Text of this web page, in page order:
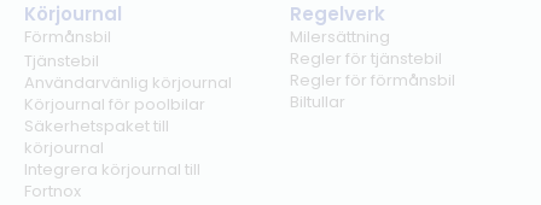
Körjournal
Förmånsbil
Tjänstebil
Användarvänlig körjournal
Körjournal för poolbilar
Säkerhetspaket till
körjournal
Integrera körjournal till
Fortnox
Regelverk
Milersättning
Regler för tjänstebil
Regler för förmånsbil
Biltullar